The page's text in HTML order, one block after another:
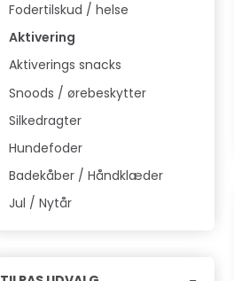
Fodertilskud / helse
Aktivering
Aktiverings snacks
Snoods / ørebeskytter
Silkedragter
Hundefoder
Badekåber / Håndklæder
Jul / Nytår